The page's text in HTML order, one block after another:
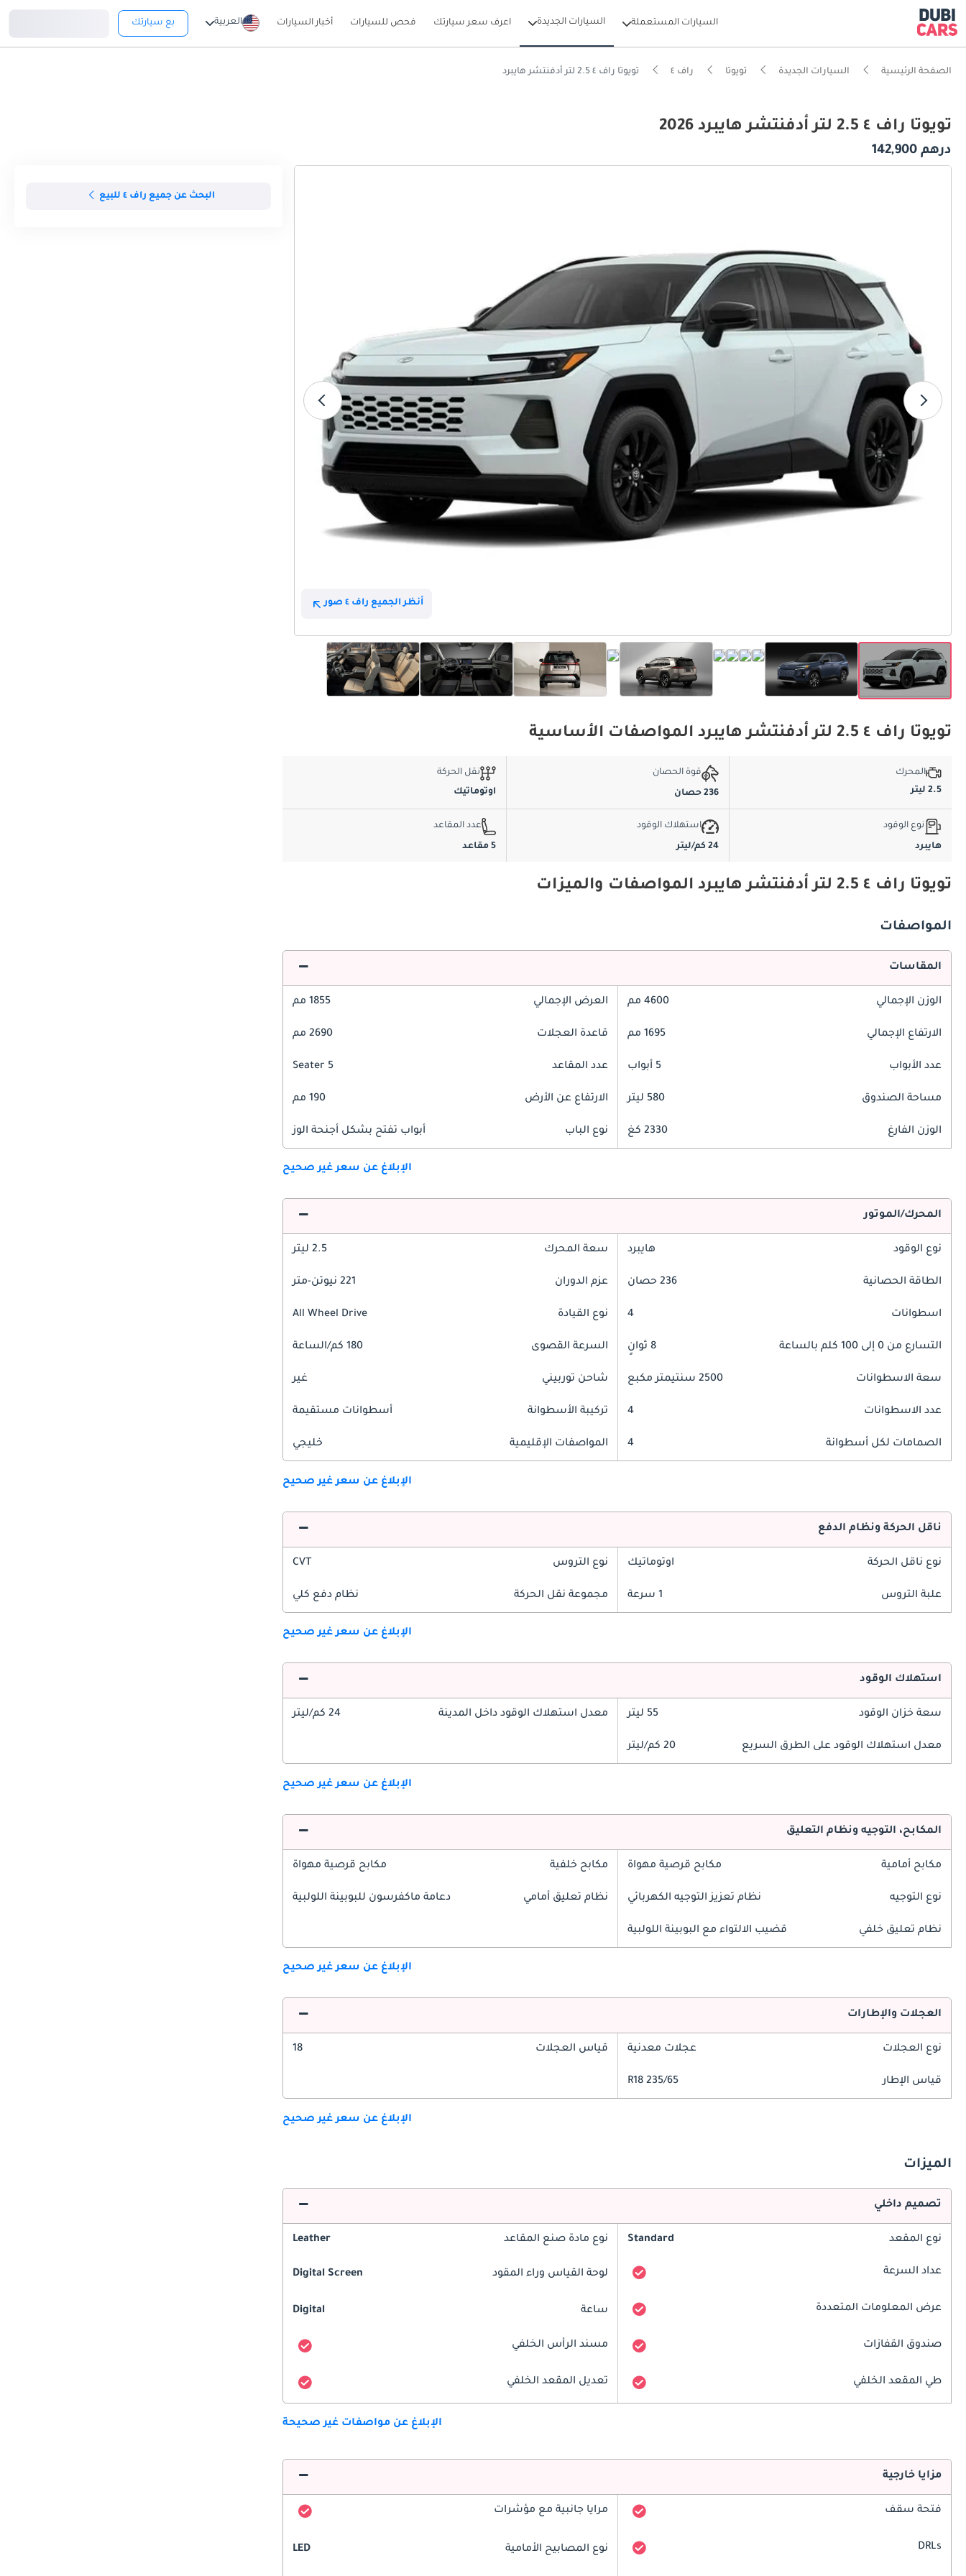
السيارات المستعملة السيارات الجديدة اعرف سعر سيارتك فحص للسيارات أخبار السيارات العربية بع سيارتك
الصفحة الرئيسية السيارات الجديدة تويوتا راف ٤ تويوتا راف ٤ 2.5 لتر أدفنتشر هايبرد
تويوتا راف ٤ 2.5 لتر أدفنتشر هايبرد 2026
درهم 142,900
أنظر الجميع راف ٤ صور
البحث عن جميع راف ٤ للبيع
تويوتا راف ٤ 2.5 لتر أدفنتشر هايبرد المواصفات الأساسية
المحرك
2.5 ليتر
قوة الحصان
236 حصان
نقل الحركة
اوتوماتيك
نوع الوقود
هايبرد
استهلاك الوقود
24 كم/ليتر
عدد المقاعد
5 مقاعد
تويوتا راف ٤ 2.5 لتر أدفنتشر هايبرد المواصفات والميزات
المواصفات
المقاسات
الوزن الإجمالي 4600 مم العرض الإجمالي 1855 مم
الارتفاع الإجمالي 1695 مم قاعدة العجلات 2690 مم
عدد الأبواب 5 أبواب عدد المقاعد 5 Seater
مساحة الصندوق 580 ليتر الارتفاع عن الأرض 190 مم
الوزن الفارغ 2330 كغ نوع الباب أبواب تفتح بشكل أجنحة الوز
الإبلاغ عن سعر غير صحيح
المحرك/الموتور
نوع الوقود هايبرد سعة المحرك 2.5 ليتر
الطاقة الحصانية 236 حصان عزم الدوران 221 نيوتن-متر
اسطوانات 4 نوع القيادة All Wheel Drive
التسارع من 0 إلى 100 كلم بالساعة 8 ثوانٍ السرعة القصوى 180 كم/الساعة
سعة الاسطوانات 2500 سنتيمتر مكبع شاحن توربيني غير
عدد الاسطوانات 4 تركيبة الأسطوانة أسطوانات مستقيمة
الصمامات لكل أسطوانة 4 المواصفات الإقليمية خليجي
الإبلاغ عن سعر غير صحيح
ناقل الحركة ونظام الدفع
نوع ناقل الحركة اوتوماتيك نوع التروس CVT
علبة التروس 1 سرعة مجموعة نقل الحركة نظام دفع كلي
الإبلاغ عن سعر غير صحيح
استهلاك الوقود
سعة خزان الوقود 55 ليتر معدل استهلاك الوقود داخل المدينة 24 كم/ليتر
معدل استهلاك الوقود على الطرق السريع 20 كم/ليتر
الإبلاغ عن سعر غير صحيح
المكابح، التوجيه ونظام التعليق
مكابح أمامية مكابح قرصية مهواة مكابح خلفية مكابح قرصية مهواة
نوع التوجيه نظام تعزيز التوجيه الكهربائي نظام تعليق أمامي دعامة ماكفرسون للبوبينة اللولبية
نظام تعليق خلفي قضيب الالتواء مع البوبينة اللولبية
الإبلاغ عن سعر غير صحيح
العجلات والإطارات
نوع العجلات عجلات معدنية قياس العجلات 18
قياس الإطار 235/65 R18
الإبلاغ عن سعر غير صحيح
الميزات
تصميم داخلي
نوع المقعد Standard نوع مادة صنع المقاعد Leather
عداد السرعة لوحة القياس وراء المقود Digital Screen
عرض المعلومات المتعددة ساعة Digital
صندوق القفازات مسند الرأس الخلفي
طي المقعد الخلفي تعديل المقعد الخلفي
الإبلاغ عن مواصفات غير صحيحة
مزايا خارجية
فتحة سقف مرايا جانبية مع مؤشرات
DRLs نوع المصابيح الأمامية LED